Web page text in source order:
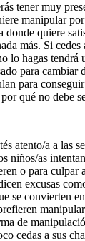
tener muy
manipular
donde quiere
más. Si cedes
lo hagas tendrá
para
para
qué no debe
atento/a a las
niños/as
o para culpar
excusas
se convierten
de
cedas a sus